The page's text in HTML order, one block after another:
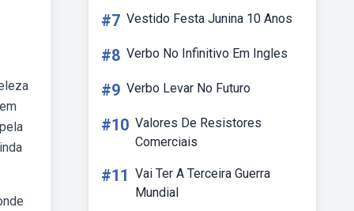
#7 Vestido Festa Junina 10 Anos
#8 Verbo No Infinitivo Em Ingles
#9 Verbo Levar No Futuro
#10 Valores De Resistores
Comerciais
#11 Vai Ter A Terceira Guerra
Mundial